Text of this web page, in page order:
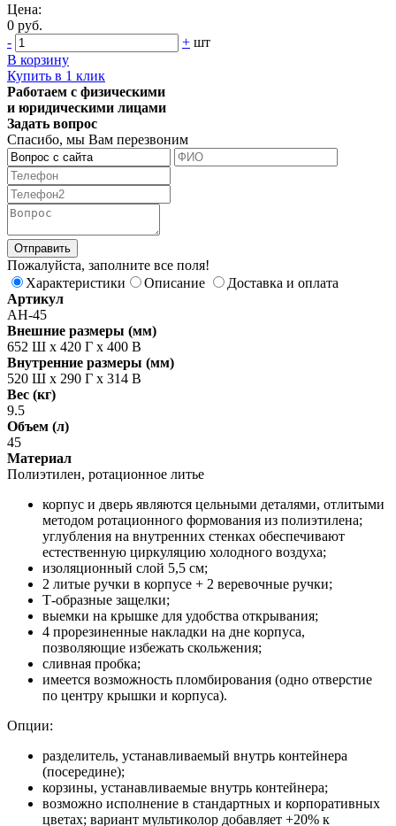
Цена:
0 руб.
-
+ шт
В корзину
Купить в 1 клик
Работаем с физическими
и юридическими лицами
Задать вопрос
Спасибо, мы Вам перезвоним
Пожалуйста, заполните все поля!
Характеристики
Описание
Доставка и оплата
Артикул
АН-45
Внешние размеры (мм)
652 Ш x 420 Г x 400 В
Внутренние размеры (мм)
520 Ш х 290 Г х 314 В
Вес (кг)
9.5
Объем (л)
45
Материал
Полиэтилен, ротационное литье
корпус и дверь являются цельными деталями, отлитыми
методом ротационного формования из полиэтилена;
углубления на внутренних стенках обеспечивают
естественную циркуляцию холодного воздуха;
изоляционный слой 5,5 см;
2 литые ручки в корпусе + 2 веревочные ручки;
Т-образные защелки;
выемки на крышке для удобства открывания;
4 прорезиненные накладки на дне корпуса,
позволяющие избежать скольжения;
сливная пробка;
имеется возможность пломбирования (одно отверстие
по центру крышки и корпуса).
Опции:
разделитель, устанавливаемый внутрь контейнера
(посередине);
корзины, устанавливаемые внутрь контейнера;
возможно исполнение в стандартных и корпоративных
цветах; вариант мультиколор добавляет +20% к